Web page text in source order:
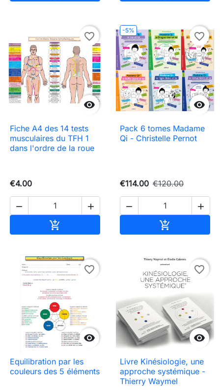

favorite_border
Fiche A4 des 14 tests
musculaires du TFH 1
dans l'ordre de la roue
€4.00
 

-5%

favorite_border
Pack 6 tomes Madame
Qi - Christelle Pernot
€114.00 €120.00
 


favorite_border
Equilibration par les
couleurs des 5 éléments

favorite_border
Livre Kinésiologie, une
approche systémique -
Thierry Waymel